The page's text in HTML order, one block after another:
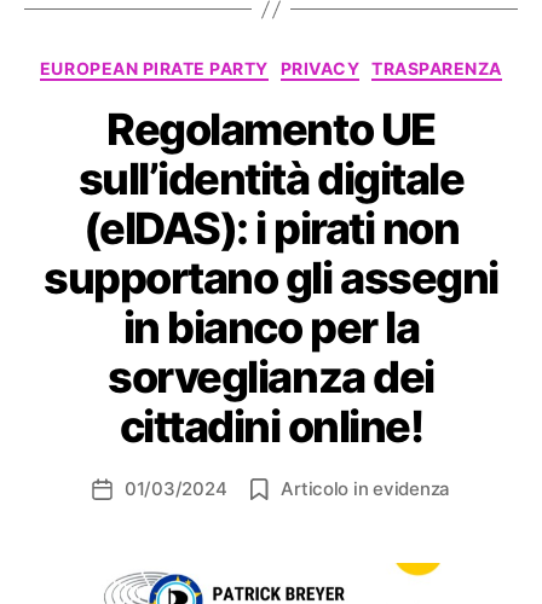
Categorie
EUROPEAN PIRATE PARTY PRIVACY TRASPARENZA
Regolamento UE
sull’identità digitale
(eIDAS): i pirati non
supportano gli assegni
in bianco per la
sorveglianza dei
cittadini online!
Data01/03/2024 Articolo in evidenza